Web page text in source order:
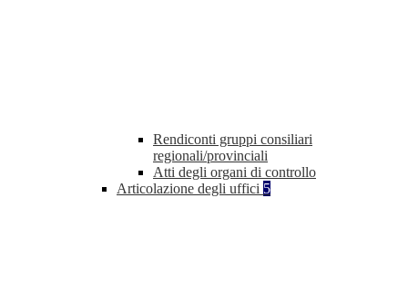
Rendiconti gruppi consiliari
regionali/provinciali
Atti degli organi di controllo
Articolazione degli uffici 5